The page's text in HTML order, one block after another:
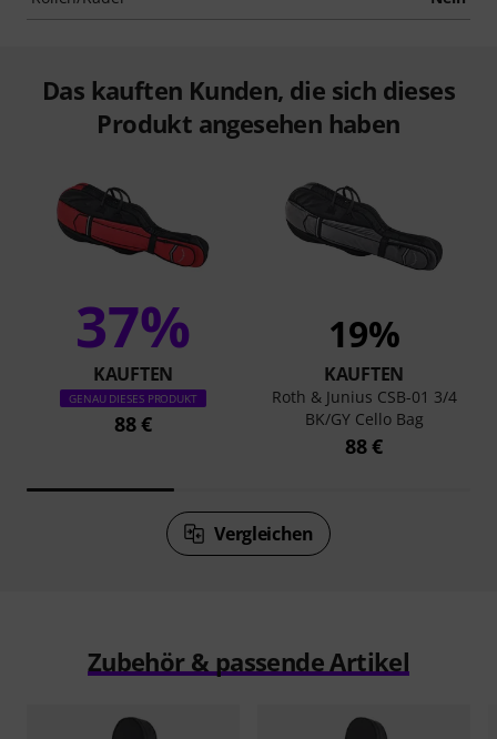
Das kauften Kunden, die sich dieses
Produkt angesehen haben
37%
KAUFTEN
GENAU DIESES PRODUKT
88 €
19%
KAUFTEN
Roth & Junius CSB-01 3/4
BK/GY Cello Bag
88 €
Vergleichen
Zubehör & passende Artikel